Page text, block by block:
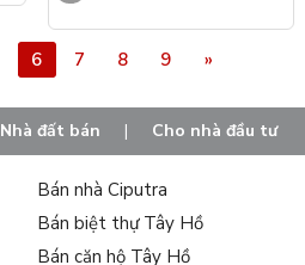
6 7 8 9 »
Nhà đất bán | Cho nhà đầu tư
Bán nhà Ciputra
Bán biệt thự Tây Hồ
Bán căn hộ Tây Hồ